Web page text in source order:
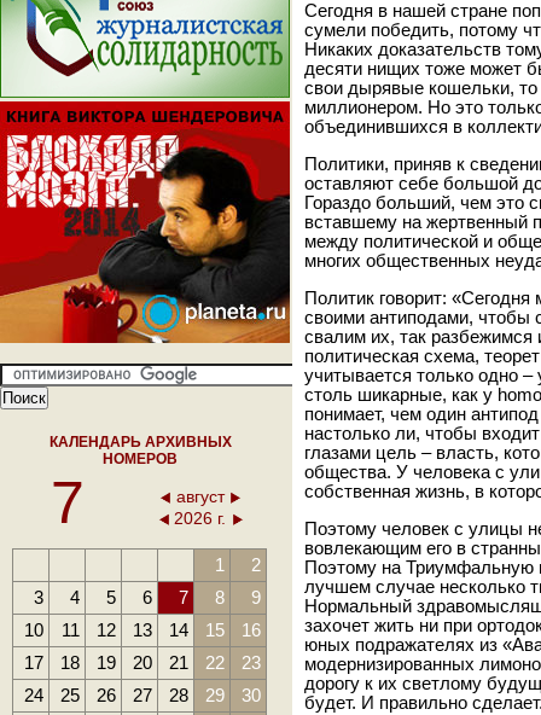
КАЛЕНДАРЬ АРХИВНЫХ
НОМЕРОВ
7
август
2026 г.
1
2
3
4 5 6 7 8
9
10
11 12 13 14 15
16
17
18 19 20 21 22
23
24
25 26 27 28 29
30
Сегодня в нашей стране
сумели победить, потому
Никаких доказательств
десяти нищих тоже может
свои дырявые кошельки,
миллионером. Но это
объединившихся в
Политики, приняв к
оставляют себе большой
Гораздо больший, чем это
вставшему на жертвенный
между политической и
многих общественных
Политик говорит:
своими антиподами, чтобы
свалим их, так
политическая схема,
учитывается только одно
столь шикарные, как у
понимает, чем один
настолько ли, чтобы
глазами цель – власть,
общества. У человека с
собственная жизнь, в
Поэтому человек с улицы
вовлекающим его в
Поэтому на Триумфальную
лучшем случае несколько
Нормальный
захочет жить ни при
юных подражателях из
модернизированных
дорогу к их светлому
будет. И правильно